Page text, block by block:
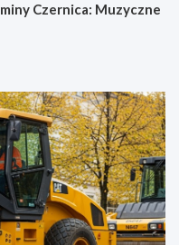
Czernica: Muzyczne